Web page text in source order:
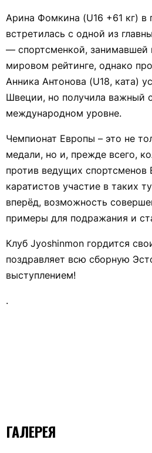
Арина Фомкина (U16 +61 кг) в
встретилась с одной из
— спортсменкой, занимавшей
мировом рейтинге, однако
Анника Антонова (U18, ката)
Швеции, но получила важный
международном уровне.
Чемпионат Европы – это не
медали, но и, прежде всего,
против ведущих
каратистов участие в таких
вперёд, возможность
примеры для подражания и
Клуб Jyoshinmon гордится
поздравляет всю сборную
выступлением!
.
ГАЛЕРЕЯ